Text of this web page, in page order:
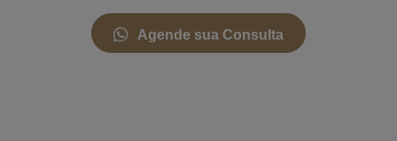
Agende sua Consulta